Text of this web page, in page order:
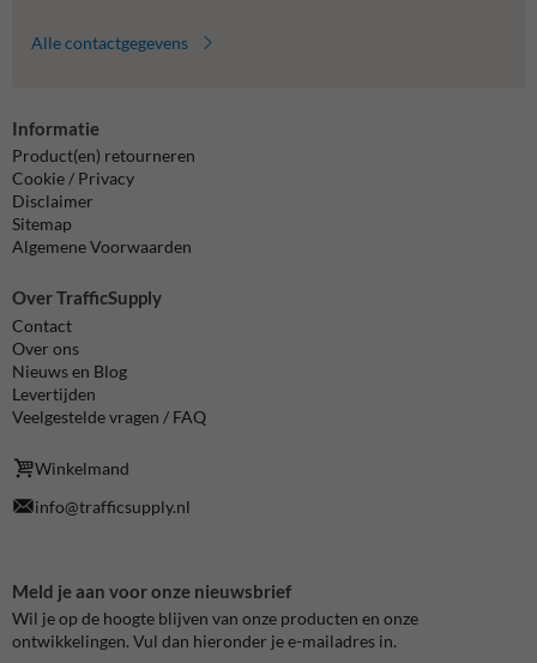
Alle contactgegevens
Informatie
Product(en) retourneren
Cookie / Privacy
Disclaimer
Sitemap
Algemene Voorwaarden
Over TrafficSupply
Contact
Over ons
Nieuws en Blog
Levertijden
Veelgestelde vragen / FAQ
Winkelmand
info@trafficsupply.nl
Meld je aan voor onze nieuwsbrief
Wil je op de hoogte blijven van onze producten en onze
ontwikkelingen. Vul dan hieronder je e-mailadres in.